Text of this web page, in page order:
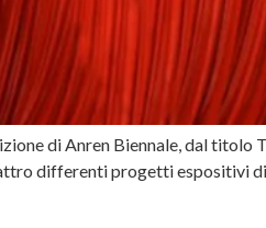
di Anren Biennale, dal titolo
differenti progetti espositivi